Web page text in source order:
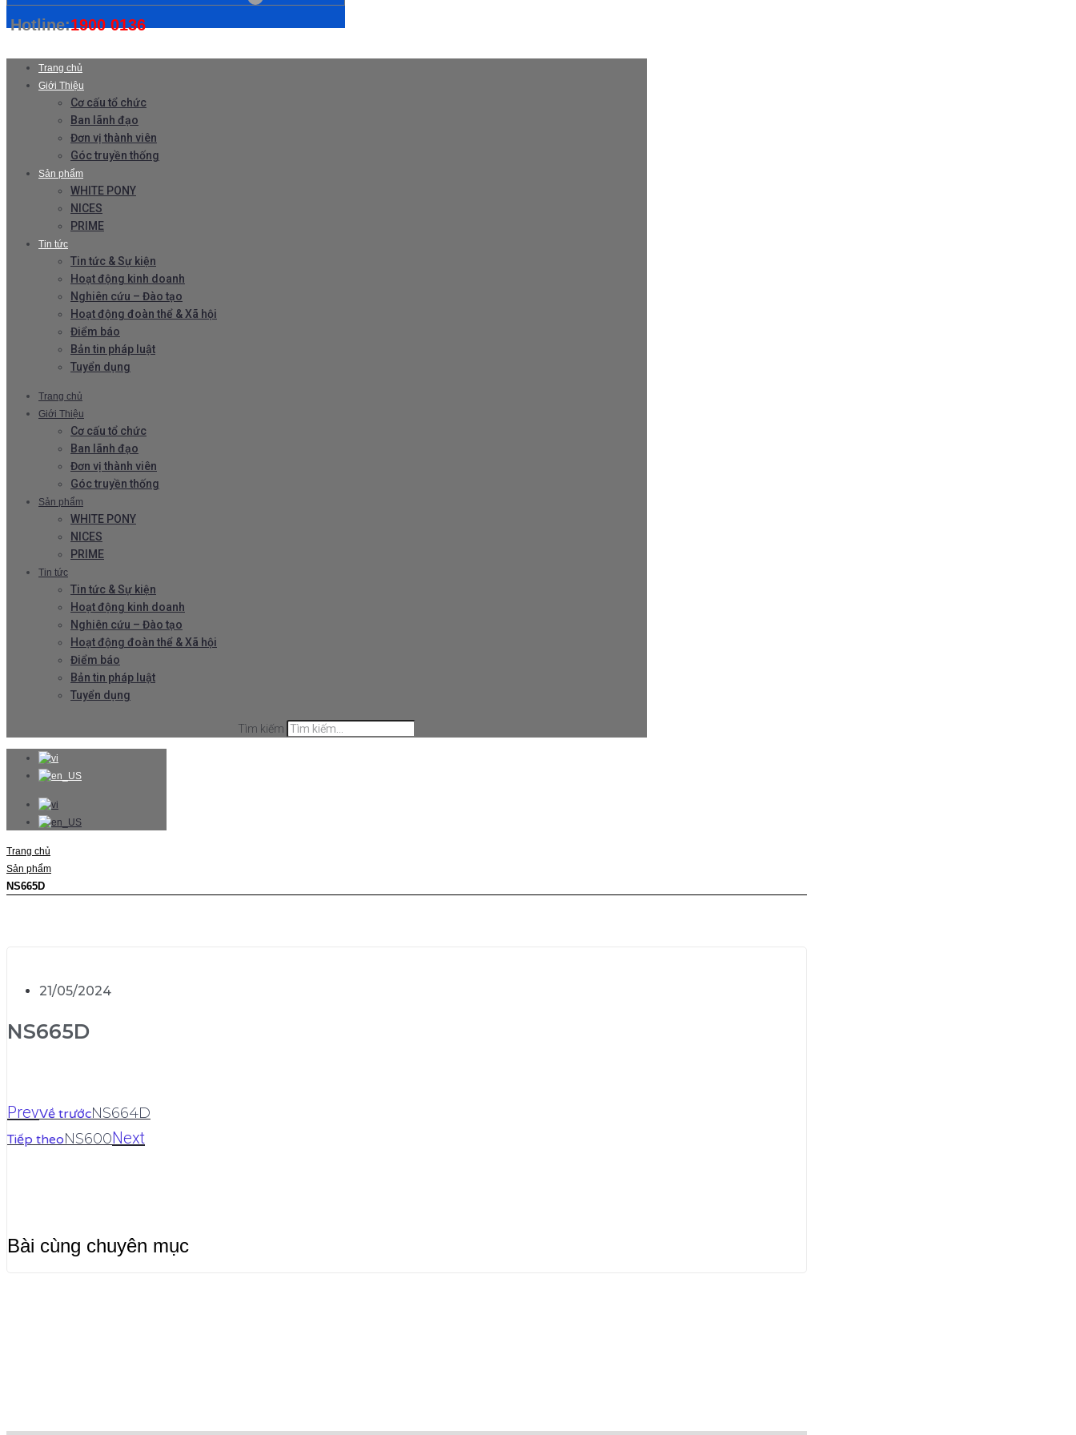
Hotline:1900 0136
Trang chủ
Giới Thiệu
Cơ cấu tổ chức
Ban lãnh đạo
Đơn vị thành viên
Góc truyền thống
Sản phẩm
WHITE PONY
NICES
PRIME
Tin tức
Tin tức & Sự kiện
Hoạt động kinh doanh
Nghiên cứu – Đào tạo
Hoạt động đoàn thể & Xã hội
Điểm báo
Bản tin pháp luật
Tuyển dụng
Trang chủ
Giới Thiệu
Cơ cấu tổ chức
Ban lãnh đạo
Đơn vị thành viên
Góc truyền thống
Sản phẩm
WHITE PONY
NICES
PRIME
Tin tức
Tin tức & Sự kiện
Hoạt động kinh doanh
Nghiên cứu – Đào tạo
Hoạt động đoàn thể & Xã hội
Điểm báo
Bản tin pháp luật
Tuyển dụng
Tìm kiếm
Trang chủ
Sản phẩm
NS665D
21/05/2024
NS665D
PrevVề trướcNS664D
Tiếp theoNS600Next
Bài cùng chuyên mục